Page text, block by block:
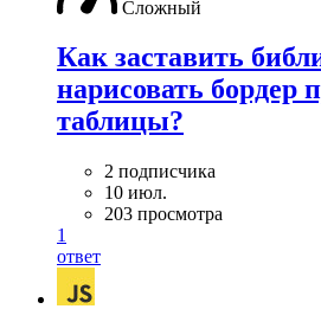
Сложный
Как заставить
нарисовать бордер
таблицы?
2 подписчика
10 июл.
203 просмотра
1
ответ